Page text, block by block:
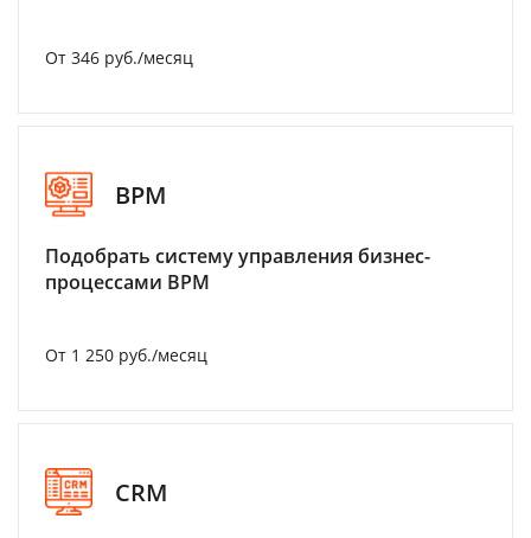
От 346 руб./месяц
BPM
Подобрать систему управления бизнес-
процессами BPM
От 1 250 руб./месяц
CRM